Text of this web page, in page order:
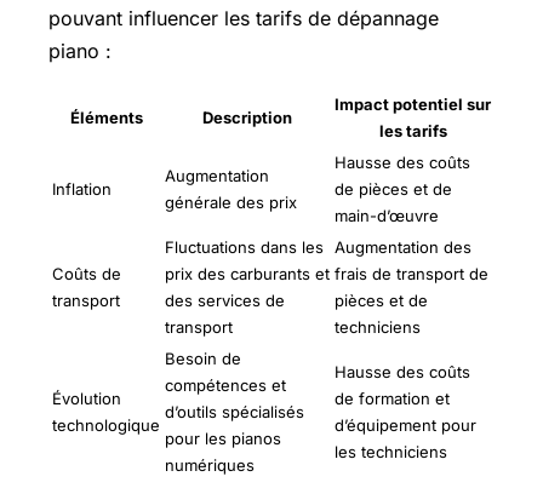
pouvant influencer les tarifs de dépannage
piano :
Éléments Description
Impact potentiel sur
les tarifs
Inflation
Augmentation
générale des prix
Hausse des coûts
de pièces et de
main-d’œuvre
Coûts de
transport
Fluctuations dans les
prix des carburants et
des services de
transport
Augmentation des
frais de transport de
pièces et de
techniciens
Évolution
technologique
Besoin de
compétences et
d’outils spécialisés
pour les pianos
numériques
Hausse des coûts
de formation et
d’équipement pour
les techniciens